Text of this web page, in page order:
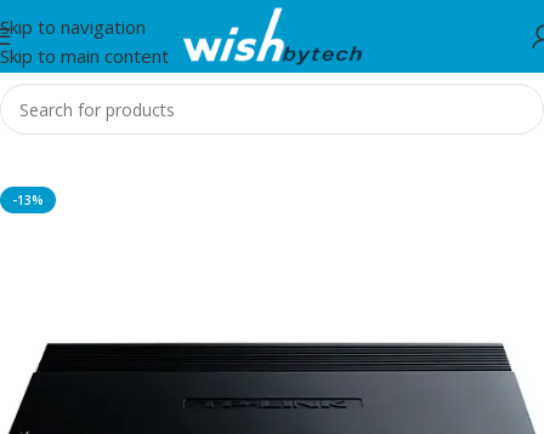
Skip to navigation
Skip to main content
Home/Router
-13%